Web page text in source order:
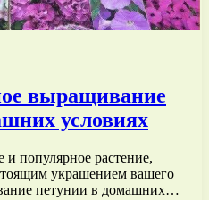
выращивание
условиях
популярное растение,
украшением вашего
петунии в домашних…